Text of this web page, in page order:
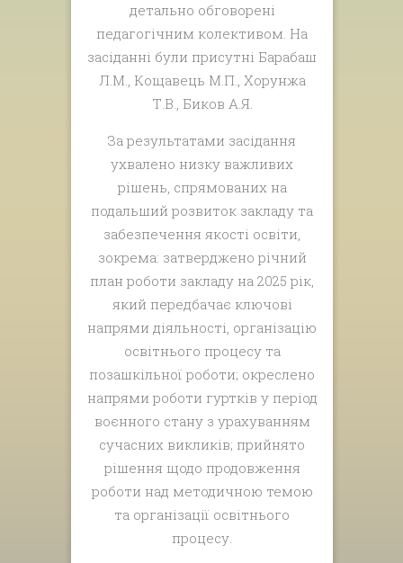
детально обговорені
педагогічним колективом. На
засіданні були присутні Барабаш
Л.М., Кощавець М.П., Хорунжа
Т.В., Биков А.Я.
За результатами засідання
ухвалено низку важливих
рішень, спрямованих на
подальший розвиток закладу та
забезпечення якості освіти,
зокрема: затверджено річний
план роботи закладу на 2025 рік,
який передбачає ключові
напрями діяльності, організацію
освітнього процесу та
позашкільної роботи; окреслено
напрями роботи гуртків у період
воєнного стану з урахуванням
сучасних викликів; прийнято
рішення щодо продовження
роботи над методичною темою
та організації освітнього
процесу.